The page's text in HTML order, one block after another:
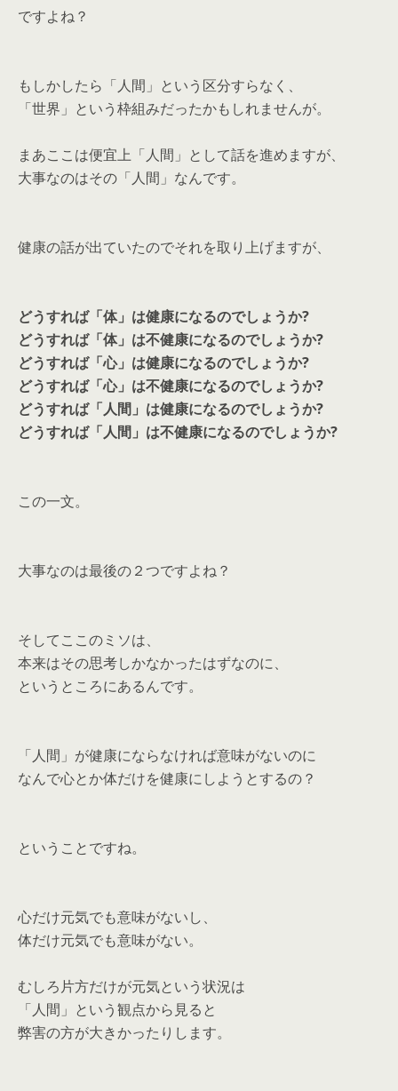
ですよね？
もしかしたら「人間」という区分すらなく、
「世界」という枠組みだったかもしれませんが。
まあここは便宜上「人間」として話を進めますが、
大事なのはその「人間」なんです。
健康の話が出ていたのでそれを取り上げますが、
どうすれば「体」は健康になるのでしょうか?
どうすれば「体」は不健康になるのでしょうか?
どうすれば「心」は健康になるのでしょうか?
どうすれば「心」は不健康になるのでしょうか?
どうすれば「人間」は健康になるのでしょうか?
どうすれば「人間」は不健康になるのでしょうか?
この一文。
大事なのは最後の２つですよね？
そしてここのミソは、
本来はその思考しかなかったはずなのに、
というところにあるんです。
「人間」が健康にならなければ意味がないのに
なんで心とか体だけを健康にしようとするの？
ということですね。
心だけ元気でも意味がないし、
体だけ元気でも意味がない。
むしろ片方だけが元気という状況は
「人間」という観点から見ると
弊害の方が大きかったりします。